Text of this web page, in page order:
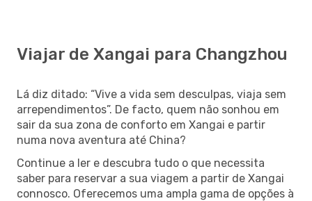
Viajar de Xangai para Changzhou
Lá diz ditado: “Vive a vida sem desculpas, viaja sem
arrependimentos”. De facto, quem não sonhou em
sair da sua zona de conforto em Xangai e partir
numa nova aventura até China?
Continue a ler e descubra tudo o que necessita
saber para reservar a sua viagem a partir de Xangai
connosco. Oferecemos uma ampla gama de opções à